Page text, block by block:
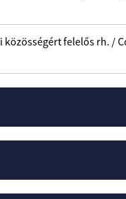
közösségért felelős rh. /